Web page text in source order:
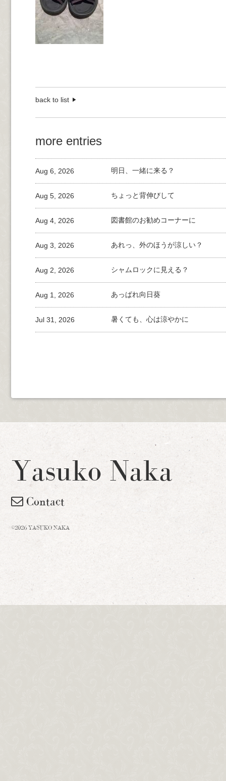
back to list
more entries
明日、一緒に来る？
Aug 6, 2026
ちょっと背伸びして
Aug 5, 2026
図書館のお勧めコーナーに
Aug 4, 2026
あれっ、外のほうが涼しい？
Aug 3, 2026
シャムロックに見える？
Aug 2, 2026
あっぱれ向日葵
Aug 1, 2026
暑くても、心は涼やかに
Jul 31, 2026
Yasuko Naka
Contact
©2026 YASUKO NAKA